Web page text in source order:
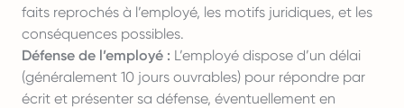
faits reprochés à l’employé, les motifs juridiques, et les
conséquences possibles.
Défense de l’employé : L’employé dispose d’un délai
(généralement 10 jours ouvrables) pour répondre par
écrit et présenter sa défense, éventuellement en